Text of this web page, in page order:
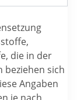
die in der
beziehen sich
Angaben